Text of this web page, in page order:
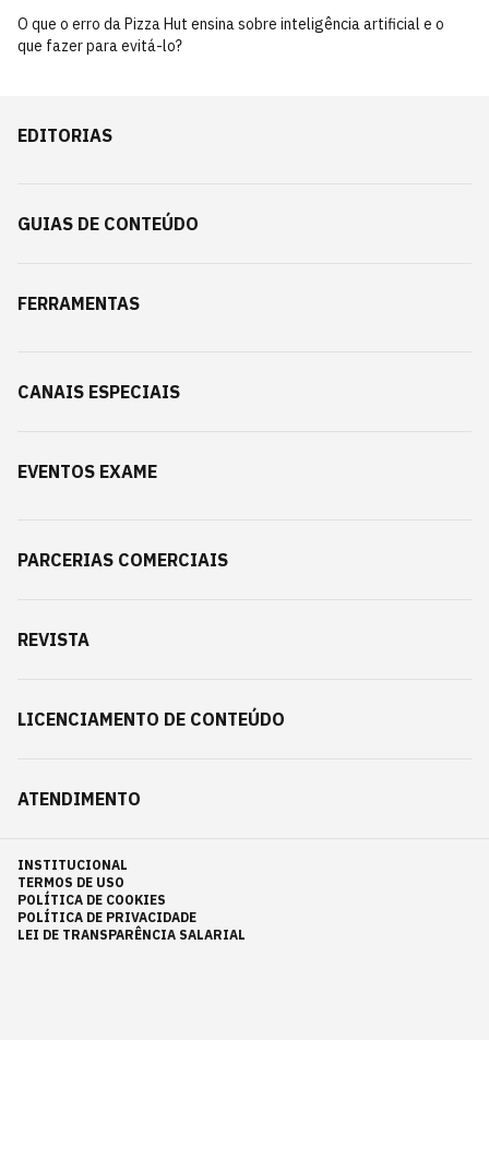
O que o erro da Pizza Hut ensina sobre inteligência artificial e o
que fazer para evitá-lo?
EDITORIAS
GUIAS DE CONTEÚDO
FERRAMENTAS
CANAIS ESPECIAIS
EVENTOS EXAME
PARCERIAS COMERCIAIS
REVISTA
LICENCIAMENTO DE CONTEÚDO
ATENDIMENTO
INSTITUCIONAL
TERMOS DE USO
POLÍTICA DE COOKIES
POLÍTICA DE PRIVACIDADE
LEI DE TRANSPARÊNCIA SALARIAL